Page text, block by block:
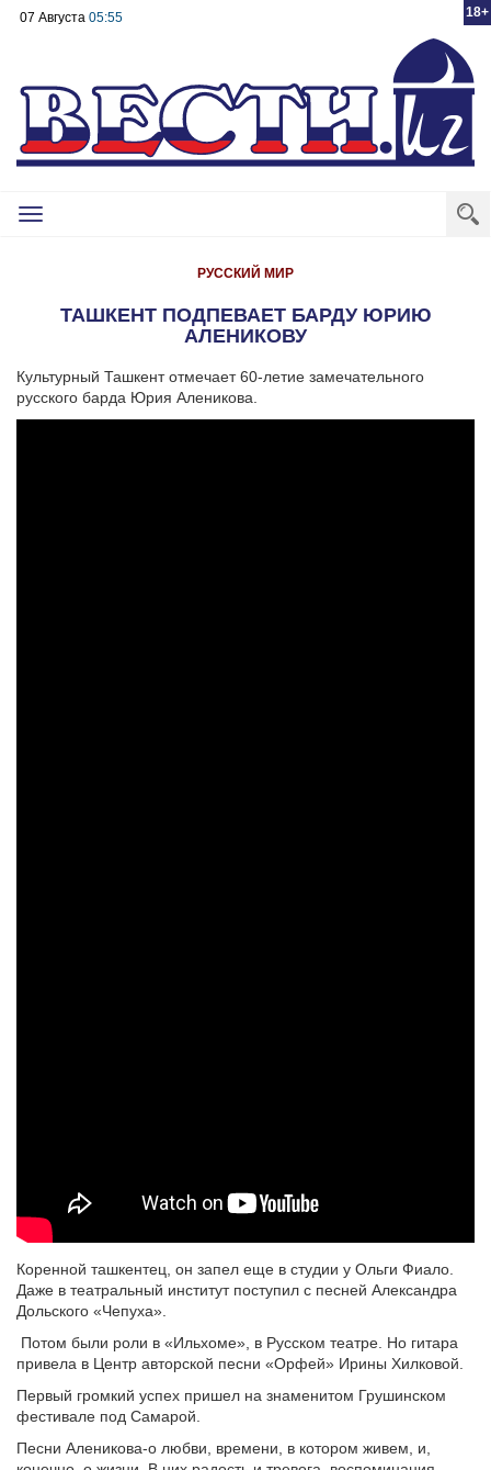
18+
07 Августа 05:55
Toggle
РУССКИЙ МИР
ТАШКЕНТ ПОДПЕВАЕТ БАРДУ ЮРИЮ
АЛЕНИКОВУ
Культурный Ташкент отмечает 60-летие замечательного
русского барда Юрия Аленикова.
Коренной ташкентец, он запел еще в студии у Ольги Фиало.
Даже в театральный институт поступил с песней Александра
Дольского «Чепуха».
Потом были роли в «Ильхоме», в Русском театре. Но гитара
привела в Центр авторской песни «Орфей» Ирины Хилковой.
Первый громкий успех пришел на знаменитом Грушинском
фестивале под Самарой.
Песни Аленикова-о любви, времени, в котором живем, и,